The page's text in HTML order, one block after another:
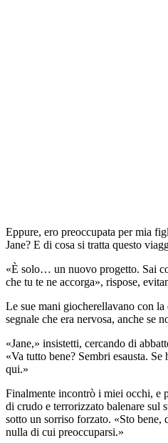
Eppure, ero preoccupata per mia
Jane? E di cosa si tratta questo
«È solo… un nuovo progetto. Sai
che tu te ne accorga», rispose,
Le sue mani giocherellavano con
segnale che era nervosa, anche se
«Jane,» insistetti, cercando di
«Va tutto bene? Sembri esausta.
qui.»
Finalmente incontrò i miei occhi, e
di crudo e terrorizzato balenare sul
sotto un sorriso forzato. «Sto bene,
nulla di cui preoccuparsi.»